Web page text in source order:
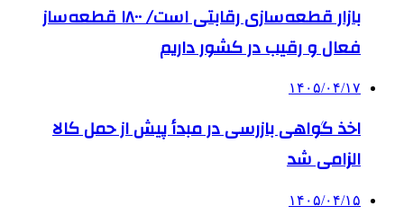
بازار قطعه‌سازی رقابتی است/ ۱۸۰۰ قطعه‌ساز
فعال و رقیب در کشور داریم
۱۴۰۵/۰۴/۱۷
اخذ گواهی بازرسی در مبدأ پیش از حمل کالا
الزامی شد
۱۴۰۵/۰۴/۱۵